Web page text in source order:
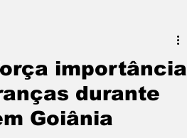
importância
durante
Goiânia